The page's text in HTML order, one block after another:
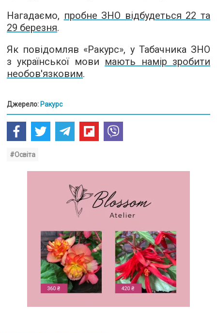
Нагадаємо, пробне ЗНО відбудеться 22 та
29 березня.
Як повідомляв «Ракурс», у Табачника ЗНО
з української мови мають намір зробити
необов'язковим.
Джерело: Ракурс
#Освіта